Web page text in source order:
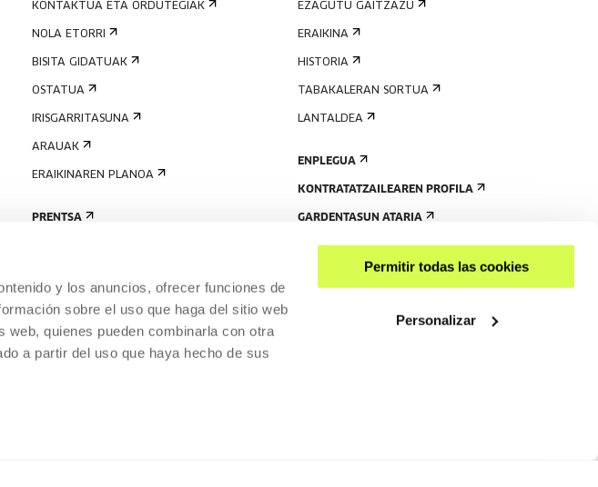
y los anuncios, ofrecer funciones de
sobre el uso que haga del sitio web
quienes pueden combinarla con otra
a partir del uso que haya hecho de sus
Permitir todas las cookies
Personalizar
KONTAKTUA ETA ORDUTEGIAK
NOLA ETORRI
BISITA GIDATUAK
OSTATUA
IRISGARRITASUNA
ARAUAK
ERAIKINAREN PLANOA
PRENTSA
EZAGUTU GAITZAZU
ERAIKINA
HISTORIA
TABAKALERAN SORTUA
LANTALDEA
ENPLEGUA
KONTRATATZAILEAREN PROFILA
GARDENTASUN ATARIA